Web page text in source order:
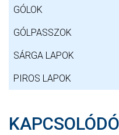
GÓLOK
GÓLPASSZOK
SÁRGA LAPOK
PIROS LAPOK